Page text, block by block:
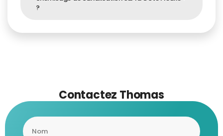
?
Contactez Thomas